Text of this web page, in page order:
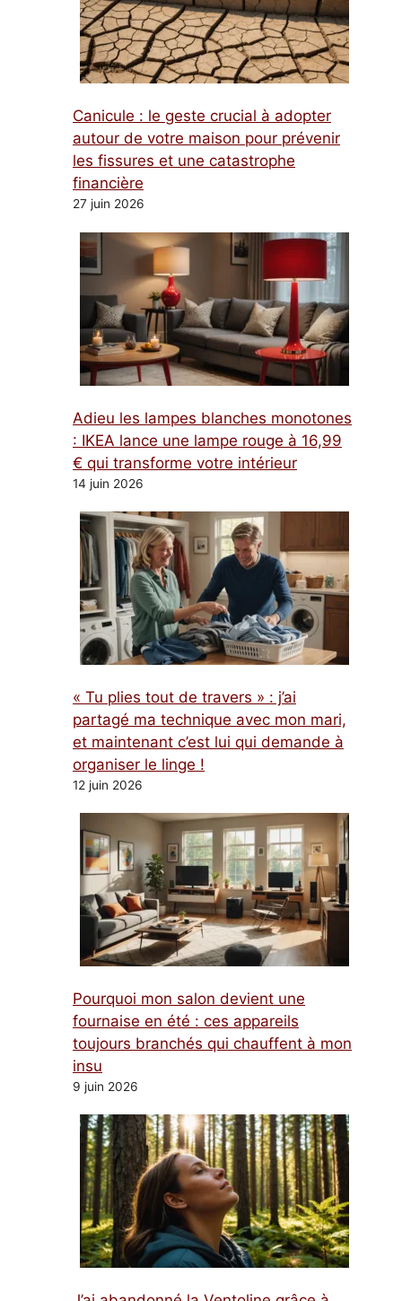
Canicule : le geste crucial à adopter
autour de votre maison pour prévenir
les fissures et une catastrophe
financière
27 juin 2026
Adieu les lampes blanches monotones
: IKEA lance une lampe rouge à 16,99
€ qui transforme votre intérieur
14 juin 2026
« Tu plies tout de travers » : j’ai
partagé ma technique avec mon mari,
et maintenant c’est lui qui demande à
organiser le linge !
12 juin 2026
Pourquoi mon salon devient une
fournaise en été : ces appareils
toujours branchés qui chauffent à mon
insu
9 juin 2026